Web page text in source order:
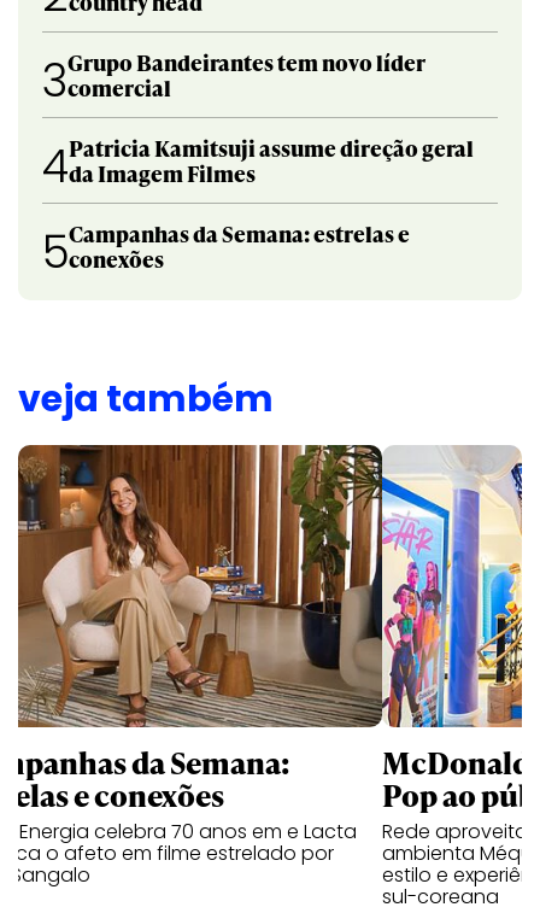
3Grupo Bandeirantes tem novo líder
comercial
4Patricia Kamitsuji assume direção geral
da Imagem Filmes
5Campanhas da Semana: estrelas e
conexões
veja também
da Semana:
e conexões
Energia celebra 70 anos em e Lacta
o afeto em filme estrelado por
Sangalo
Pop ao
Rede aproveita
ambienta Méqui
estilo e
sul-coreana